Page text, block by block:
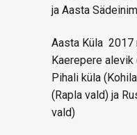
ja Aasta
Aasta Küla 2017
Kaerepere alevik
Pihali küla
(Rapla vald) ja
vald)